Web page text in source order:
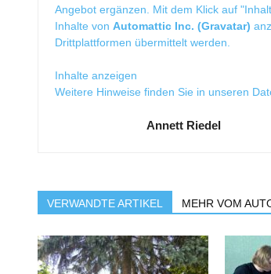
Angebot ergänzen. Mit dem Klick auf
Inhalte von Automattic Inc. (Gravatar)
Drittplattformen übermittelt werden.
Inhalte anzeigen
Weitere Hinweise finden Sie in unseren
Annett Riedel
VERWANDTE ARTIKEL MEHR VOM